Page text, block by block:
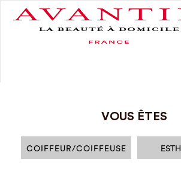
VOUS ÊTES
COIFFEUR/COIFFEUSE